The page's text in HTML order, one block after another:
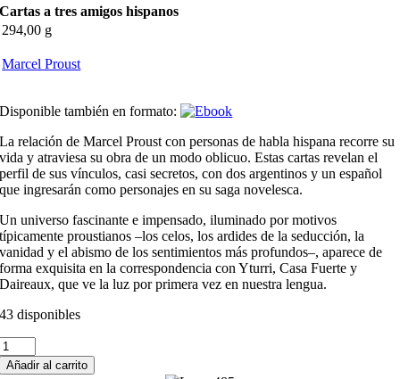
Cartas a tres amigos hispanos
294,00 g
Marcel Proust
Disponible también en formato:
La relación de Marcel Proust con personas de habla hispana recorre su
vida y atraviesa su obra de un modo oblicuo. Estas cartas revelan el
perfil de sus vínculos, casi secretos, con dos argentinos y un español
que ingresarán como personajes en su saga novelesca.
Un universo fascinante e impensado, iluminado por motivos
típicamente proustianos –los celos, los ardides de la seducción, la
vanidad y el abismo de los sentimientos más profundos–, aparece de
forma exquisita en la correspondencia con Yturri, Casa Fuerte y
Daireaux, que ve la luz por primera vez en nuestra lengua.
43 disponibles
Añadir al carrito